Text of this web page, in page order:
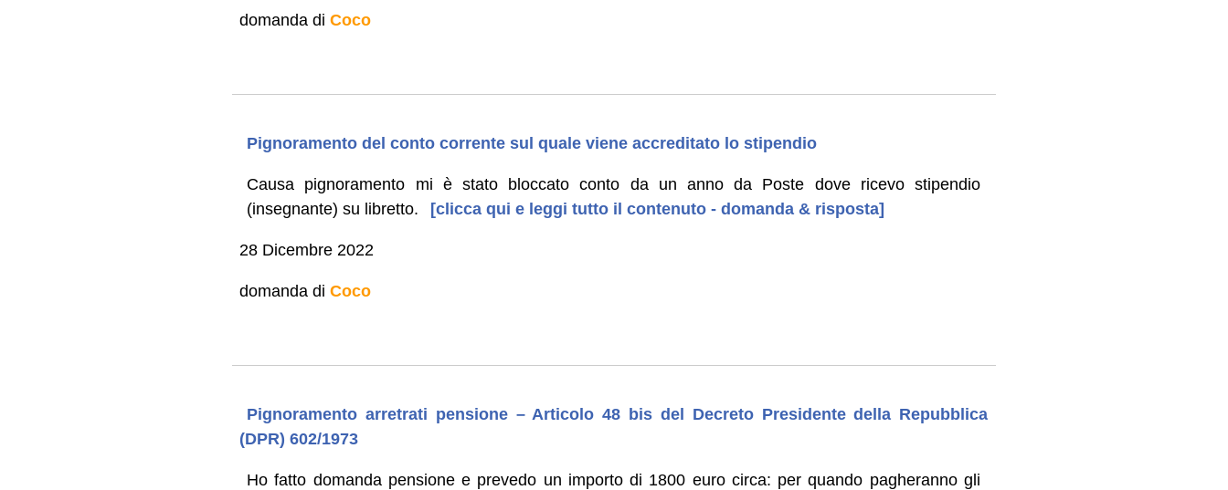
domanda di Coco
Pignoramento del conto corrente sul quale viene accreditato lo stipendio
Causa pignoramento mi è stato bloccato conto da un anno da Poste dove ricevo stipendio
(insegnante) su libretto.
[clicca qui e leggi tutto il contenuto - domanda & risposta]
28 Dicembre 2022
domanda di Coco
Pignoramento arretrati pensione – Articolo 48 bis del Decreto Presidente della Repubblica
(DPR) 602/1973
Ho fatto domanda pensione e prevedo un importo di 1800 euro circa: per quando pagheranno gli